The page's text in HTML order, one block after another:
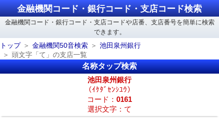
金融機関コード・銀行コード・支店コード検索
金融機関コード・銀行コード・支店コードや店番、支店番号を簡単に検索
できます。
トップ
金融機関50音検索
池田泉州銀行
頭文字「て」の支店一覧
名称タップ検索
池田泉州銀行
（ｲｹﾀﾞｾﾝｼﾕｳ）
コード： 0161
選択文字：て